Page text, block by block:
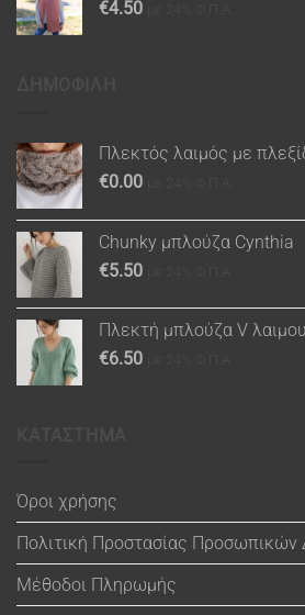
€4.50
Πλεκτός λαιμός με
€0.00
Chunky μπλούζα Cynthia
€5.50
Πλεκτή μπλούζα V
€6.50
Όροι χρήσης
Πολιτική Προστασίας
Μέθοδοι Πληρωμής